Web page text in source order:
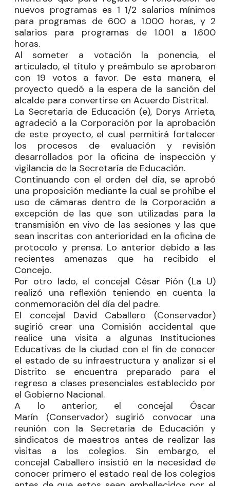
nuevos programas es 1 1/2 salarios mínimos
para programas de 600 a 1.000 horas, y 2
salarios para programas de 1.001 a 1.600
horas.
Al someter a votación la ponencia, el
articulado, el título y preámbulo se aprobaron
con 19 votos a favor. De esta manera, el
proyecto quedó a la espera de la sanción del
alcalde para convertirse en Acuerdo Distrital.
La Secretaria de Educación (e), Dorys Arrieta,
agradeció a la Corporación por la aprobación
de este proyecto, el cual permitirá fortalecer
los procesos de evaluación y revisión
desarrollados por la oficina de inspección y
vigilancia de la Secretaría de Educación.
Continuando con el orden del día, se aprobó
una proposición mediante la cual se prohíbe el
uso de cámaras dentro de la Corporación a
excepción de las que son utilizadas para la
transmisión en vivo de las sesiones y las que
sean inscritas con anterioridad en la oficina de
protocolo y prensa. Lo anterior debido a las
recientes amenazas que ha recibido el
Concejo.
Por otro lado, el concejal César Pión (La U)
realizó una reflexión teniendo en cuenta la
conmemoración del día del padre.
El concejal David Caballero (Conservador)
sugirió crear una Comisión accidental que
realice una visita a algunas Instituciones
Educativas de la ciudad con el fin de conocer
el estado de su infraestructura y analizar si el
Distrito se encuentra preparado para el
regreso a clases presenciales establecido por
el Gobierno Nacional.
A lo anterior, el concejal Óscar
Marín (Conservador) sugirió convocar una
reunión con la Secretaria de Educación y
sindicatos de maestros antes de realizar las
visitas a los colegios. Sin embargo, el
concejal Caballero insistió en la necesidad de
conocer primero el estado real de los colegios